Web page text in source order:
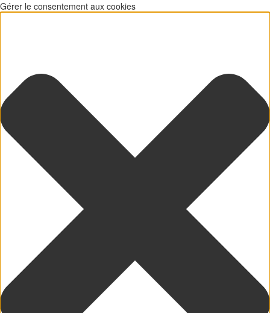
Gérer le consentement aux cookies